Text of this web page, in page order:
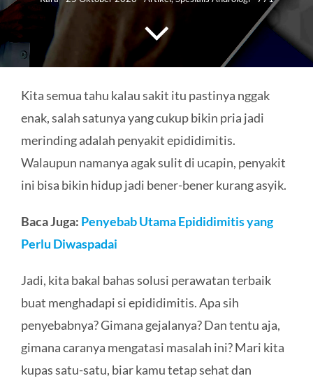
Search
for:
Kita semua tahu kalau sakit itu pastinya nggak
enak, salah satunya yang cukup bikin pria jadi
merinding adalah penyakit epididimitis.
Walaupun namanya agak sulit di ucapin, penyakit
ini bisa bikin hidup jadi bener-bener kurang asyik.
Baca Juga: Penyebab Utama Epididimitis yang
Perlu Diwaspadai
Jadi, kita bakal bahas solusi perawatan terbaik
buat menghadapi si epididimitis. Apa sih
penyebabnya? Gimana gejalanya? Dan tentu aja,
gimana caranya mengatasi masalah ini? Mari kita
kupas satu-satu, biar kamu tetap sehat dan